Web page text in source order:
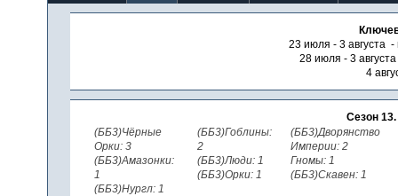
23 июля - 3 августа -
28 июля - 3
4
Сезон 13.
(ББ3)Чёрные
Орки: 3
(ББ3)Амазонки:
1
(ББ3)Нургл: 1
(ББ3)Гоблины:
2
(ББ3)Люди: 1
(ББ3)Орки: 1
(ББ3)Дворянство
Империи: 2
Гномы: 1
(ББ3)Скавен: 1